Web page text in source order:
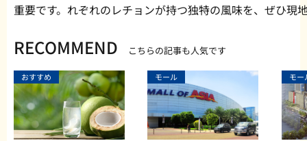
重要です。れぞれのレチョンが持つ独特の風味を、ぜひ現
RECOMMEND こちらの記事も人気です
おすすめ モール モー